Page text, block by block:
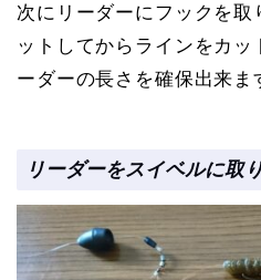
次にリーダーにフックを
ットしてからラインをカッ
ーダーの長さを確保出来ま
リーダーをスイベルに取